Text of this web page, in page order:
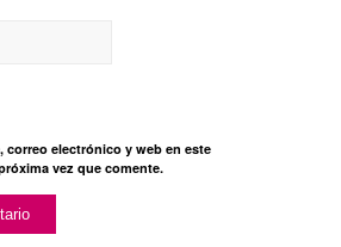
correo electrónico y web en este
vez que comente.